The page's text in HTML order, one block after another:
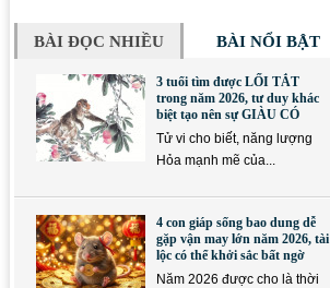
BÀI ĐỌC NHIỀU BÀI NỔI BẬT
3 tuổi tìm được LỐI TẮT
trong năm 2026, tư duy khác
biệt tạo nên sự GIÀU CÓ
Tử vi cho biết, năng lượng
Hỏa mạnh mẽ của...
4 con giáp sống bao dung dễ
gặp vận may lớn năm 2026, tài
lộc có thể khởi sắc bất ngờ
Năm 2026 được cho là thời